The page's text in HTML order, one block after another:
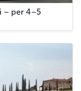
– per 4–5